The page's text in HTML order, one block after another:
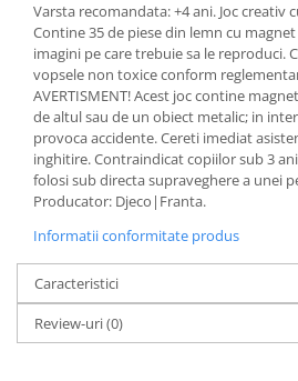
Varsta recomandata: +4 ani. Joc creativ
Contine 35 de piese din lemn cu
imagini pe care trebuie sa le reproduci.
vopsele non toxice conform
AVERTISMENT! Acest joc contine
de altul sau de un obiect metalic; in
provoca accidente. Cereti imediat
inghitire. Contraindicat copiilor sub 3
folosi sub directa supraveghere a unei
Producator: Djeco|Franta.
Informatii conformitate produs
Caracteristici
Review-uri(0)